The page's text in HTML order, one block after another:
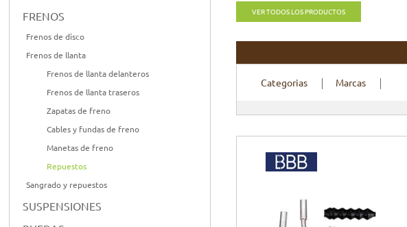
VER TODOS LOS PRODUCTOS
Categorias Marcas
FRENOS
Frenos de disco
Frenos de llanta
Frenos de llanta delanteros
Frenos de llanta traseros
Zapatas de freno
Cables y fundas de freno
Manetas de freno
Repuestos
Sangrado y repuestos
SUSPENSIONES